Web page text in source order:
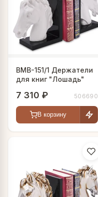
BMB-151/1 Держатели
для книг "Лошадь"
7 310 ₽ 506690
В корзину